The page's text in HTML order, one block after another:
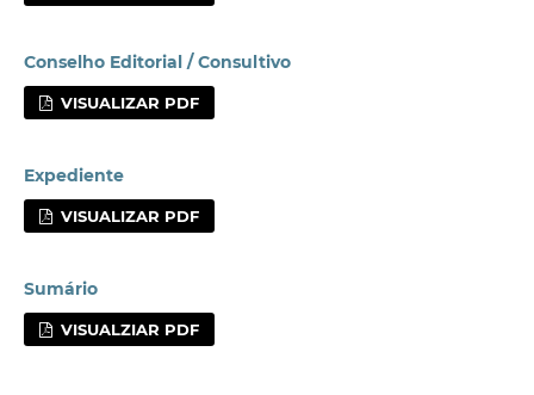
Conselho Editorial / Consultivo
VISUALIZAR PDF
Expediente
VISUALIZAR PDF
Sumário
VISUALZIAR PDF